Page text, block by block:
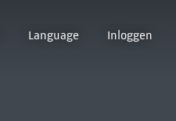
Language Inloggen